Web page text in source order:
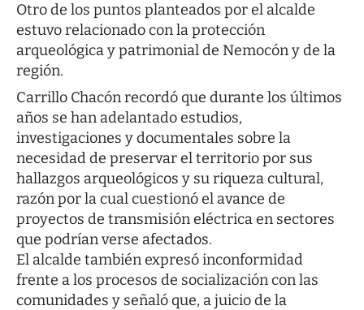
Otro de los puntos planteados por el alcalde
estuvo relacionado con la protección
arqueológica y patrimonial de Nemocón y de la
región.
Carrillo Chacón recordó que durante los últimos
años se han adelantado estudios,
investigaciones y documentales sobre la
necesidad de preservar el territorio por sus
hallazgos arqueológicos y su riqueza cultural,
razón por la cual cuestionó el avance de
proyectos de transmisión eléctrica en sectores
que podrían verse afectados.
El alcalde también expresó inconformidad
frente a los procesos de socialización con las
comunidades y señaló que, a juicio de la